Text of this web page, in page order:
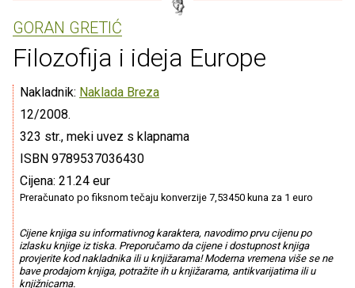
GORAN GRETIĆ
Filozofija i ideja Europe
Nakladnik: Naklada Breza
12/2008.
323 str., meki uvez s klapnama
ISBN 9789537036430
Cijena: 21.24 eur
Preračunato po fiksnom tečaju konverzije 7,53450 kuna za 1 euro
Cijene knjiga su informativnog karaktera, navodimo prvu cijenu po
izlasku knjige iz tiska. Preporučamo da cijene i dostupnost knjiga
provjerite kod nakladnika ili u knjižarama! Moderna vremena više se ne
bave prodajom knjiga, potražite ih u knjižarama, antikvarijatima ili u
knjižnicama.